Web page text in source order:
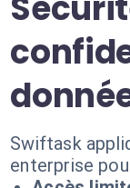
Swiftask
enterprise